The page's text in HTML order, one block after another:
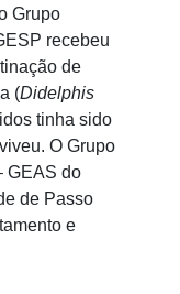
Grupo
recebeu
de
(Didelphis
tinha sido
O Grupo
GEAS do
de Passo
e